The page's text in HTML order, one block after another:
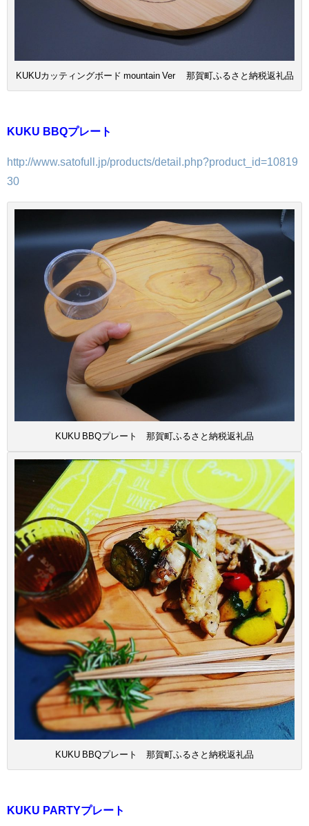
KUKUカッティングボード mountain Ver 那賀町ふるさと納税返礼品
KUKU BBQプレート
http://www.satofull.jp/products/detail.php?product_id=10819
30
KUKU BBQプレート 那賀町ふるさと納税返礼品
KUKU BBQプレート 那賀町ふるさと納税返礼品
KUKU PARTYプレート